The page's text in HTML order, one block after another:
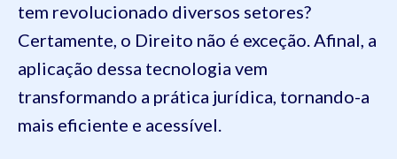
tem revolucionado diversos setores?
Certamente, o Direito não é exceção. Afinal, a
aplicação dessa tecnologia vem
transformando a prática jurídica, tornando-a
mais eficiente e acessível.